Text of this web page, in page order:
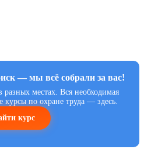
— мы всё собрали за вас!
местах. Вся необходимая
по охране труда — здесь.
курс